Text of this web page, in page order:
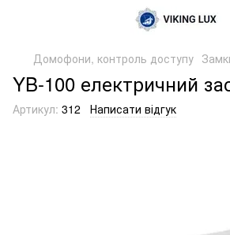
Домофони, контроль доступу
YB-100 електричний
Артикул: 312 Написати відгук